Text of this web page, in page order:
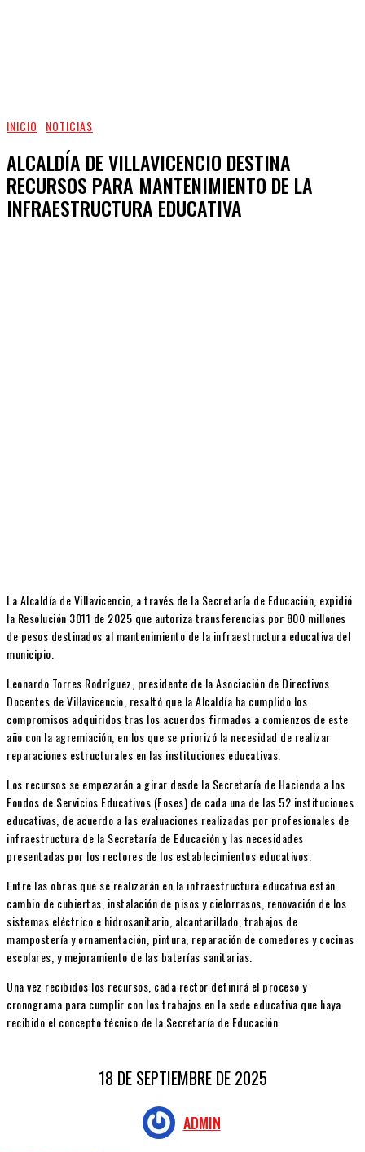
INICIO NOTICIAS
ALCALDÍA DE VILLAVICENCIO DESTINA
RECURSOS PARA MANTENIMIENTO DE LA
INFRAESTRUCTURA EDUCATIVA
La Alcaldía de Villavicencio, a través de la Secretaría de Educación, expidió
la Resolución 3011 de 2025 que autoriza transferencias por 800 millones
de pesos destinados al mantenimiento de la infraestructura educativa del
municipio.
Leonardo Torres Rodríguez, presidente de la Asociación de Directivos
Docentes de Villavicencio, resaltó que la Alcaldía ha cumplido los
compromisos adquiridos tras los acuerdos firmados a comienzos de este
año con la agremiación, en los que se priorizó la necesidad de realizar
reparaciones estructurales en las instituciones educativas.
Los recursos se empezarán a girar desde la Secretaría de Hacienda a los
Fondos de Servicios Educativos (Foses) de cada una de las 52 instituciones
educativas, de acuerdo a las evaluaciones realizadas por profesionales de
infraestructura de la Secretaría de Educación y las necesidades
presentadas por los rectores de los establecimientos educativos.
Entre las obras que se realizarán en la infraestructura educativa están
cambio de cubiertas, instalación de pisos y cielorrasos, renovación de los
sistemas eléctrico e hidrosanitario, alcantarillado, trabajos de
mampostería y ornamentación, pintura, reparación de comedores y cocinas
escolares, y mejoramiento de las baterías sanitarias.
Una vez recibidos los recursos, cada rector definirá el proceso y
cronograma para cumplir con los trabajos en la sede educativa que haya
recibido el concepto técnico de la Secretaría de Educación.
18 DE SEPTIEMBRE DE 2025
ADMIN